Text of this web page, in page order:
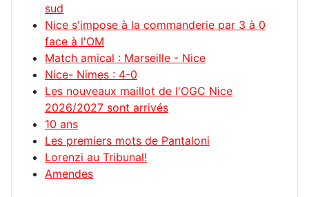
sud
Nice s'impose à la commanderie par 3 à 0
face à l'OM
Match amical : Marseille - Nice
Nice- Nimes : 4-0
Les nouveaux maillot de l'OGC Nice
2026/2027 sont arrivés
10 ans
Les premiers mots de Pantaloni
Lorenzi au Tribunal!
Amendes